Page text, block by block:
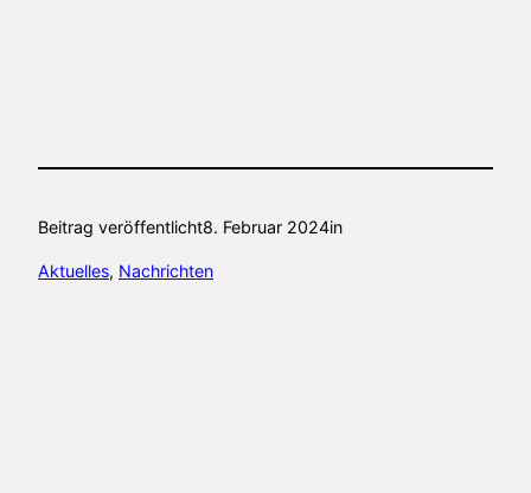
Beitrag veröffentlicht8. Februar 2024in
Aktuelles, Nachrichten